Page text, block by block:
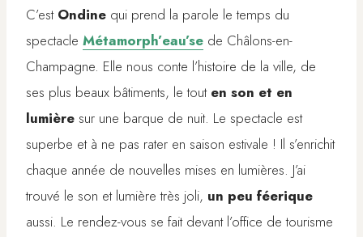
C’est Ondine qui prend la parole le temps du
spectacle Métamorph’eau’se de Châlons-en-
Champagne. Elle nous conte l’histoire de la ville, de
ses plus beaux bâtiments, le tout en son et en
lumière sur une barque de nuit. Le spectacle est
superbe et à ne pas rater en saison estivale ! Il s’enrichit
chaque année de nouvelles mises en lumières. J’ai
trouvé le son et lumière très joli, un peu féerique
aussi. Le rendez-vous se fait devant l’office de tourisme